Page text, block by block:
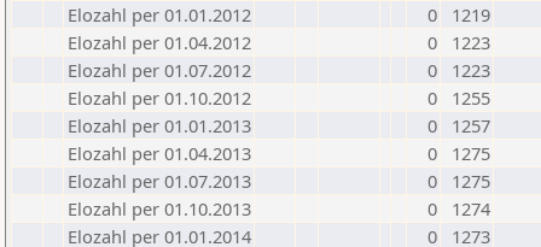
Elozahl per 01.01.2012
0
1219
Elozahl per 01.04.2012
0
1223
Elozahl per 01.07.2012
0
1223
Elozahl per 01.10.2012
0
1255
Elozahl per 01.01.2013
0
1257
Elozahl per 01.04.2013
0
1275
Elozahl per 01.07.2013
0
1275
Elozahl per 01.10.2013
0
1274
Elozahl per 01.01.2014
0
1273